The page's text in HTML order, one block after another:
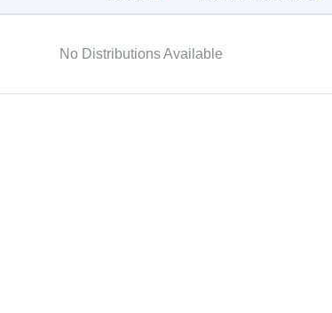
No Distributions Available